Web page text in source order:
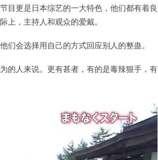
目更是日本综艺的一大特色，他们都有着良
上，主持人和观众的爱戴。
会选择用自己的方式回应别人的整蛊。
的人来说。更有甚者，有的是毒辣狠手，有